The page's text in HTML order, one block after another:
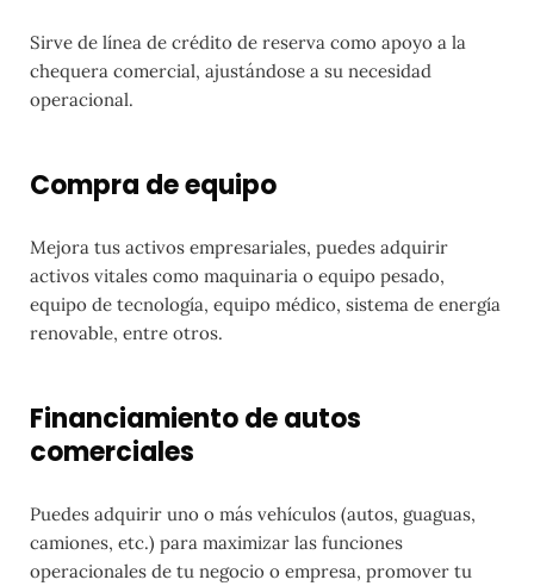
Sirve de línea de crédito de reserva como apoyo a la
chequera comercial, ajustándose a su necesidad
operacional.
Compra de equipo
Mejora tus activos empresariales, puedes adquirir
activos vitales como maquinaria o equipo pesado,
equipo de tecnología, equipo médico, sistema de energía
renovable, entre otros.
Financiamiento de autos
comerciales
Puedes adquirir uno o más vehículos (autos, guaguas,
camiones, etc.) para maximizar las funciones
operacionales de tu negocio o empresa, promover tu